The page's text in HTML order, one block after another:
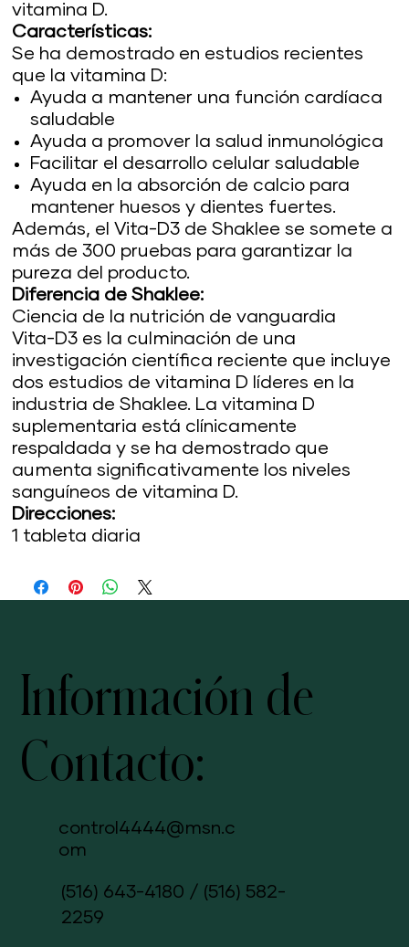
vitamina D.
Características:
Se ha demostrado en estudios recientes
que la vitamina D:
Ayuda a mantener una función cardíaca
saludable
Ayuda a promover la salud inmunológica
Facilitar el desarrollo celular saludable
Ayuda en la absorción de calcio para
mantener huesos y dientes fuertes.
Además, el Vita-D3 de Shaklee se somete a
más de 300 pruebas para garantizar la
pureza del producto.
Diferencia de Shaklee:
Ciencia de la nutrición de vanguardia
Vita-D3 es la culminación de una
investigación científica reciente que incluye
dos estudios de vitamina D líderes en la
industria de Shaklee. La vitamina D
suplementaria está clínicamente
respaldada y se ha demostrado que
aumenta significativamente los niveles
sanguíneos de vitamina D.
Direcciones:
1 tableta diaria
Información de
Contacto:
control4444@msn.c
om
(516) 643-4180 / (516) 582-
2259